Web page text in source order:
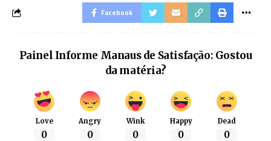
Facebook
Painel Informe Manaus de Satisfação: Gostou
da matéria?
Love
0
Angry
0
Wink
0
Happy
0
Dead
0